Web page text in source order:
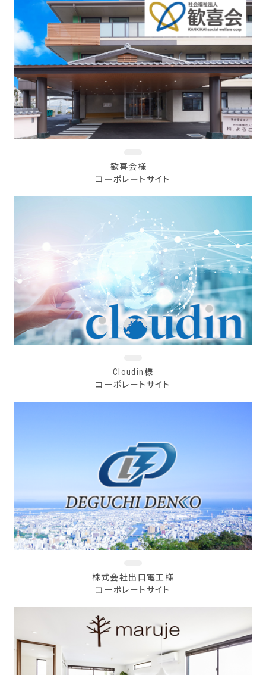
歓喜会様
コーポレートサイト
Cloudin様
コーポレートサイト
株式会社出口電工様
コーポレートサイト